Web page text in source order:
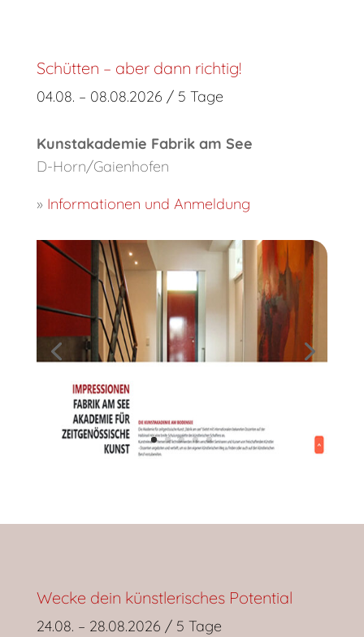
Schütten – aber dann richtig!
04.08. – 08.08.2026 / 5 Tage
Kunstakademie Fabrik am See
D-Horn/Gaienhofen
» Informationen und Anmeldung
Wecke dein künstlerisches Potential
24.08. – 28.08.2026 / 5 Tage